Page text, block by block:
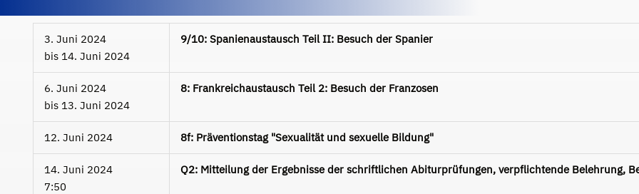
3. Juni 2024
bis 14. Juni 2024
9/10: Spanienaustausch Teil II: Besuch der Spanier
6. Juni 2024
bis 13. Juni 2024
8: Frankreichaustausch Teil 2: Besuch der Franzosen
12. Juni 2024 8f: Präventionstag "Sexualität und sexuelle Bildung"
14. Juni 2024
7:50
Q2: Mitteilung der Ergebnisse der schriftlichen Abiturprüfungen, verpflichtende Belehrung,